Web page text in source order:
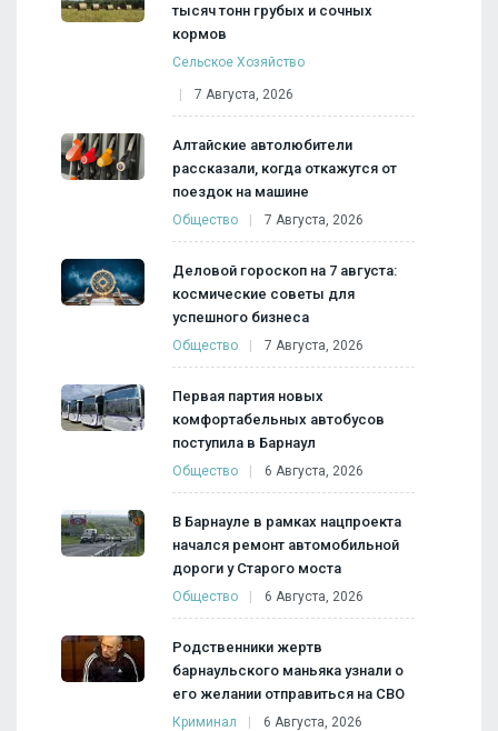
тысяч тонн грубых и сочных
кормов
Сельское Хозяйство
7 Августа, 2026
Алтайские автолюбители
рассказали, когда откажутся от
поездок на машине
Общество 7 Августа, 2026
Деловой гороскоп на 7 августа:
космические советы для
успешного бизнеса
Общество 7 Августа, 2026
Первая партия новых
комфортабельных автобусов
поступила в Барнаул
Общество 6 Августа, 2026
В Барнауле в рамках нацпроекта
начался ремонт автомобильной
дороги у Старого моста
Общество 6 Августа, 2026
Родственники жертв
барнаульского маньяка узнали о
его желании отправиться на СВО
Криминал 6 Августа, 2026